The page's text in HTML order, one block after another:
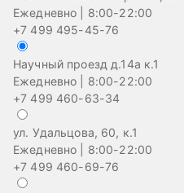
Ежедневно | 8:00-22:00
+7 499 495-45-76
Научный проезд д.14а к.1
Ежедневно | 8:00-22:00
+7 499 460-63-34
ул. Удальцова, 60, к.1
Ежедневно | 8:00-22:00
+7 499 460-69-76